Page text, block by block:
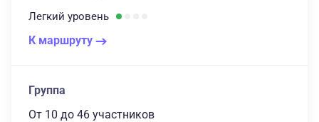
Легкий уровень
К маршруту
Группа
От 10 до 46 участников